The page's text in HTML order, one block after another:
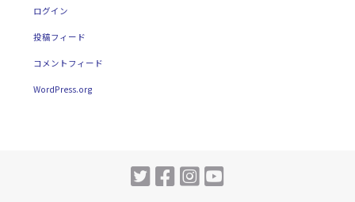
ログイン
投稿フィード
コメントフィード
WordPress.org